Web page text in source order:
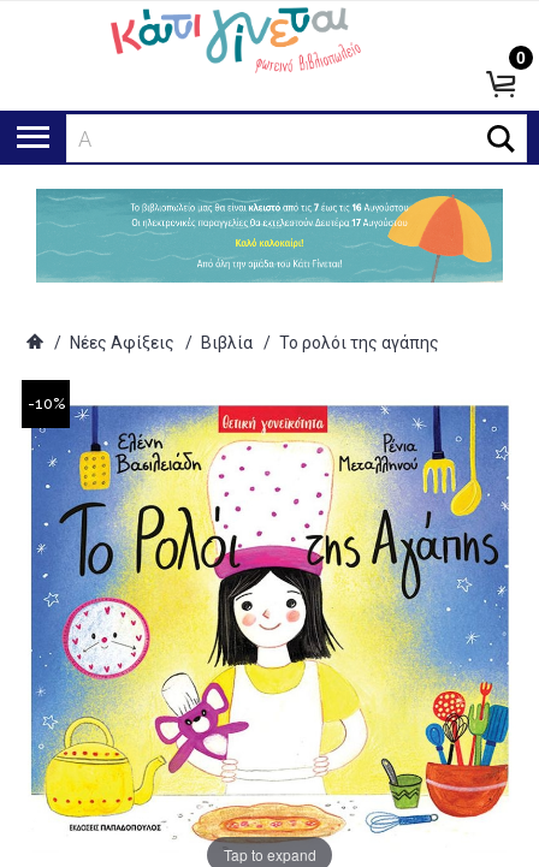
Αναζή
0
/ Νέες Αφίξεις / Βιβλία / Το ρολόι της αγάπης
-10%
Tap to expand